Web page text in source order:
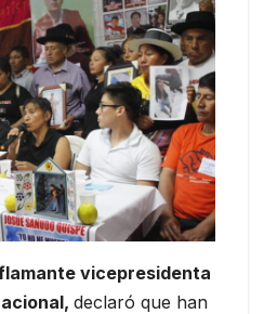
vicepresidenta
declaró que han